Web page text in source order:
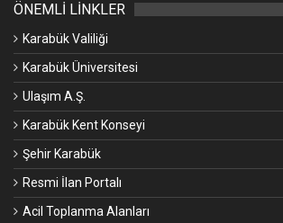
ÖNEMLİ LİNKLER
Karabük Valiliği
Karabük Üniversitesi
Ulaşım A.Ş.
Karabük Kent Konseyi
Şehir Karabük
Resmi İlan Portalı
Acil Toplanma Alanları